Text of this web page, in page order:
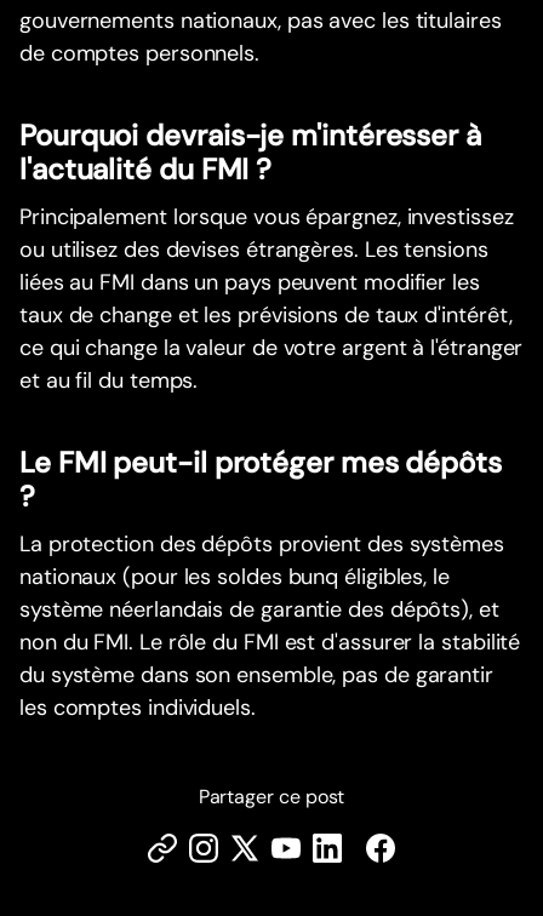
gouvernements nationaux, pas avec les titulaires
de comptes personnels.
Pourquoi devrais-je m'intéresser à
l'actualité du FMI ?
Principalement lorsque vous épargnez, investissez
ou utilisez des devises étrangères. Les tensions
liées au FMI dans un pays peuvent modifier les
taux de change et les prévisions de taux d'intérêt,
ce qui change la valeur de votre argent à l'étranger
et au fil du temps.
Le FMI peut-il protéger mes dépôts
?
La protection des dépôts provient des systèmes
nationaux (pour les soldes bunq éligibles, le
système néerlandais de garantie des dépôts), et
non du FMI. Le rôle du FMI est d'assurer la stabilité
du système dans son ensemble, pas de garantir
les comptes individuels.
Partager ce post